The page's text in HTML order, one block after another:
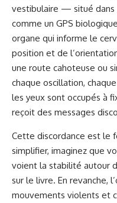
vestibulaire — situé
comme un GPS
organe qui informe le
position et de
une route cahoteuse ou
chaque oscillation,
les yeux sont occupés à
reçoit des messages
Cette discordance est le
simplifier, imaginez que
voient la stabilité autour
sur le livre. En revanche,
mouvements violents et